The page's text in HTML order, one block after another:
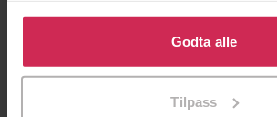
Klikk på «Godta alle» for å gi oss ditt
bruke cookies for alle disse formålene.
tilpasse ditt samtykke til spesifikke
Godta alle
Tilpass
Minnesota